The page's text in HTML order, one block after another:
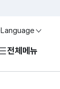
Language
전체메뉴